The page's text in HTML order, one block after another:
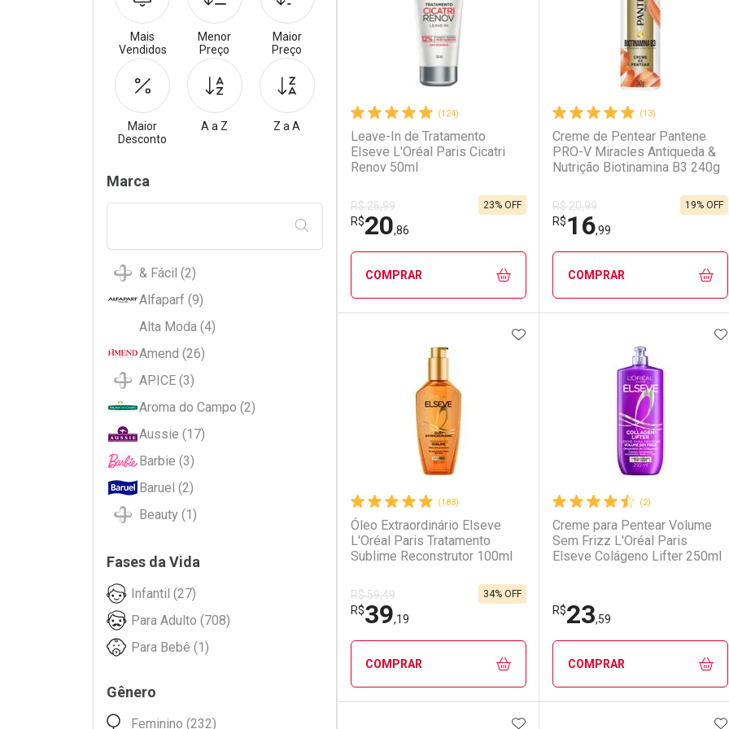
(124)
Leave-In de Tratamento
Elseve L'Oréal Paris Cicatri
Renov 50ml
R$ 26,99
R$20,86
23% OFF
COMPRAR
FECHAR
Laboratório
Ativar Desconto
Comprar sem Desconto
FECHAR
Por Menos
Comprar sem Desconto
(13)
Creme de Pentear Pantene
PRO-V Miracles Antiqueda &
Nutrição Biotinamina B3 240g
R$ 20,99
R$16,99
19% OFF
COMPRAR
Laboratório
Ativar Desconto
Comprar sem Desconto
Por Menos
Comprar sem Desconto
(183)
Óleo Extraordinário Elseve
L'Oréal Paris Tratamento
Sublime Reconstrutor 100ml
R$ 59,49
R$39,19
34% OFF
ADICIONAR AOS FAVORITOS
COMPRAR
FECHAR
FECHAR
(2)
Creme para Pentear Volume
Sem Frizz L'Oréal Paris
Elseve Colágeno Lifter 250ml
R$23,59
COMPRAR
ADICIONAR AOS FAVORITOS
Mais
Vendidos
Menor
Preço
Maior
Preço
Maior
Desconto
A a Z Z a A
Filtros
Marca
FILTRAR PELO TERMO DIGITADO
& Fácil (2)
Alfaparf (9)
Alta Moda (4)
Amend (26)
APICE (3)
Aroma do Campo (2)
Aussie (17)
Barbie (3)
Baruel (2)
Beauty (1)
Beleza Natural (45)
Betulla (3)
Bio Extratus (21)
Bioderm (10)
Biotropic (1)
Fases da Vida
Infantil (27)
Para Adulto (708)
Para Bebê (1)
Gênero
Feminino (232)